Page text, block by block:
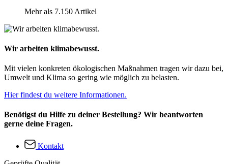
Mehr als 7.150 Artikel
Wir arbeiten klimabewusst.
Mit vielen konkreten ökologischen Maßnahmen tragen wir dazu bei,
Umwelt und Klima so gering wie möglich zu belasten.
Hier findest du weitere Informationen.
Benötigst du Hilfe zu deiner Bestellung? Wir beantworten
gerne deine Fragen.
Kontakt